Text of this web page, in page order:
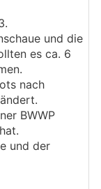
und die
es ca. 6
nach
BWWP
und der